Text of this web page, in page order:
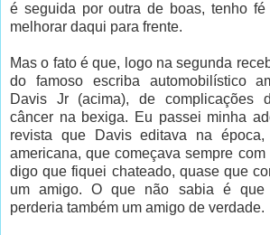
é seguida por outra de boas, tenho
melhorar daqui para frente.
Mas o fato é que, logo na segunda
do famoso escriba automobilístico
Davis Jr (acima), de complicações
câncer na bexiga. Eu passei minha
revista que Davis editava na
americana, que começava sempre
digo que fiquei chateado, quase que
um amigo. O que não sabia é que
perderia também um amigo de verdade.